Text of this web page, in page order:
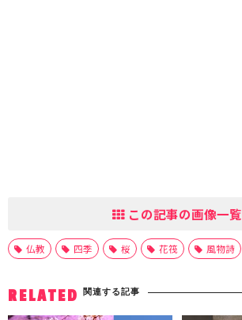
この記事の画像一覧
仏教 四季 桜 花筏 風物詩
RELATED 関連する記事